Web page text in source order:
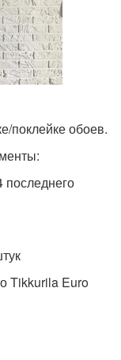
поклейке обоев.
последнего
Tikkurila Euro